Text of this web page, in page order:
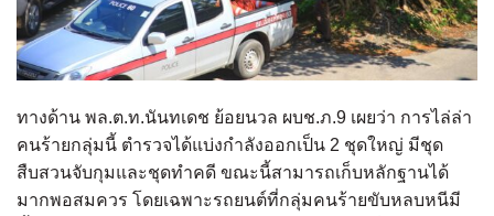
ทางด้าน พล.ต.ท.นันทเดช ย้อยนวล ผบช.ภ.9 เผยว่า การไล่ล่า
คนร้ายกลุ่มนี้ ตำรวจได้แบ่งกำลังออกเป็น 2 ชุดใหญ่ มีชุด
สืบสวนจับกุมและชุดทำคดี ขณะนี้สามารถเก็บหลักฐานได้
มากพอสมควร โดยเฉพาะรถยนต์ที่กลุ่มคนร้ายขับหลบหนีมี